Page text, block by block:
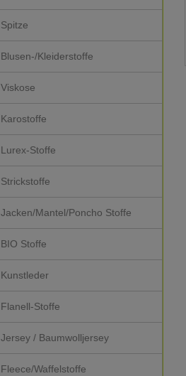
Spitze
Blusen-/Kleiderstoffe
Viskose
Karostoffe
Lurex-Stoffe
Strickstoffe
Jacken/Mantel/Poncho Stoffe
BIO Stoffe
Kunstleder
Flanell-Stoffe
Jersey / Baumwolljersey
Fleece/Waffelstoffe